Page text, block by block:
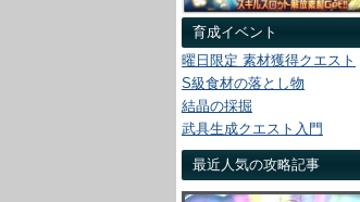
育成イベント
曜日限定 素材獲得クエスト
S級食材の落とし物
結晶の採掘
武具生成クエスト入門
最近人気の攻略記事